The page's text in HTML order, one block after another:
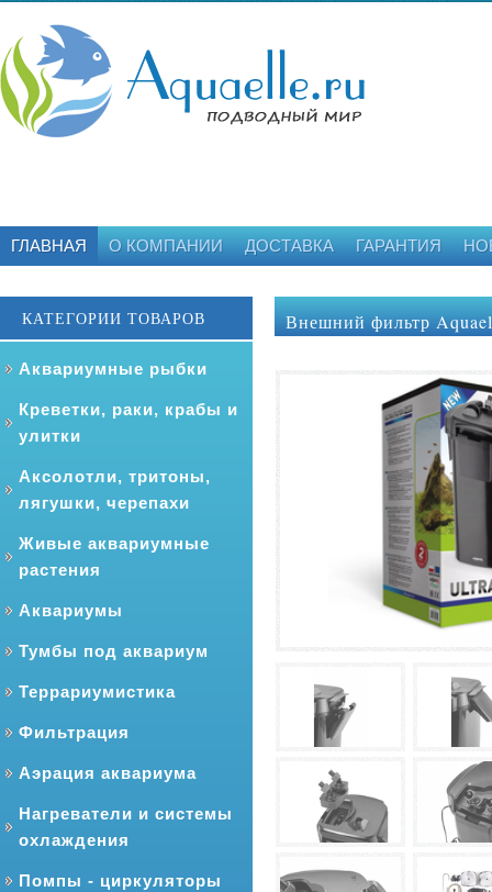
ГЛАВНАЯ О КОМПАНИИ ДОСТАВКА ГАРАНТИЯ
КАТЕГОРИИ ТОВАРОВ
Аквариумные рыбки
Креветки, раки, крабы и
улитки
Аксолотли, тритоны,
лягушки, черепахи
Живые аквариумные
растения
Аквариумы
Тумбы под аквариум
Террариумистика
Фильтрация
Аэрация аквариума
Нагреватели и системы
охлаждения
Помпы - циркуляторы
Внешний фильтр